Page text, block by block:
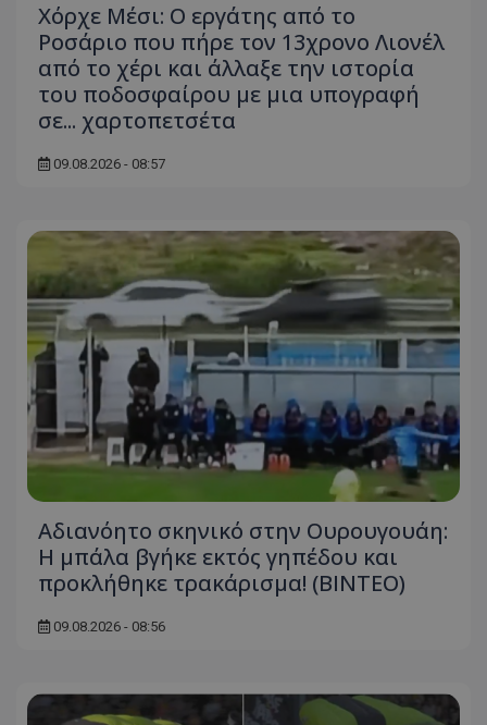
Χόρχε Μέσι: Ο εργάτης από το
Ροσάριο που πήρε τον 13χρονο Λιονέλ
από το χέρι και άλλαξε την ιστορία
του ποδοσφαίρου με μια υπογραφή
σε... χαρτοπετσέτα
09.08.2026 - 08:57
Αδιανόητο σκηνικό στην Ουρουγουάη:
Η μπάλα βγήκε εκτός γηπέδου και
προκλήθηκε τρακάρισμα! (BINTEO)
09.08.2026 - 08:56